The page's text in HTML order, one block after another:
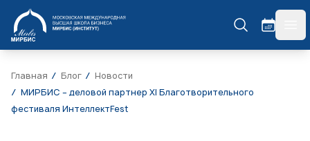
МИРБИС
Главная Блог
Новости
МИРБИС – деловой партнер XI Благотворительного
фестиваля ИнтеллектFest